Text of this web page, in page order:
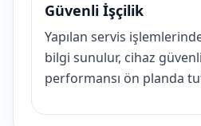
Güvenli İşçilik
Yapılan servis
bilgi sunulur, cihaz
performansı ön planda